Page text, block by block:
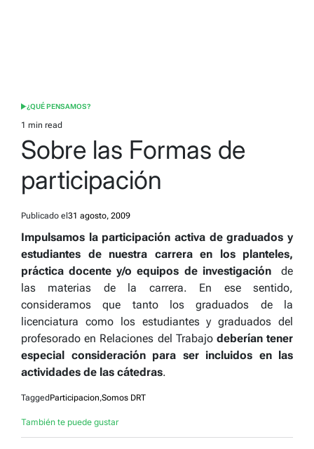
POSTED
IN
¿QUÉ PENSAMOS?
Estimated
read
time
1 min read
Sobre las Formas de
participación
Publicado el 31 agosto, 2009
Impulsamos la participación activa de graduados y
estudiantes de nuestra carrera en los planteles,
práctica docente y/o equipos de investigaciónde
las materias de la carrera. En ese sentido,
consideramos que tanto los graduados de la
licenciatura como los estudiantes y graduados del
profesorado en Relaciones del Trabajo deberían tener
especial consideración para ser incluidos en las
actividades de las cátedras.
Tagged Participacion,Somos DRT
También te puede gustar